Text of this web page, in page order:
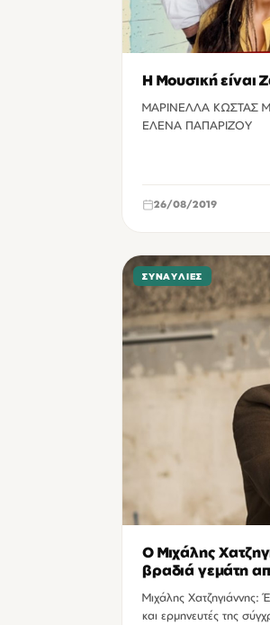
Η Μουσική είναι
ΜΑΡΙΝΕΛΛΑ ΚΩΣΤΑΣ
ΕΛΕΝΑ ΠΑΠΑΡΙΖΟΥ
26/08/2019
ΣΥΝΑΥΛΊΕΣ
Ο Μιχάλης
βραδιά γεμάτη
συναισθήματα
Μιχάλης Χατζηγιάννης:
και ερμηνευτές της